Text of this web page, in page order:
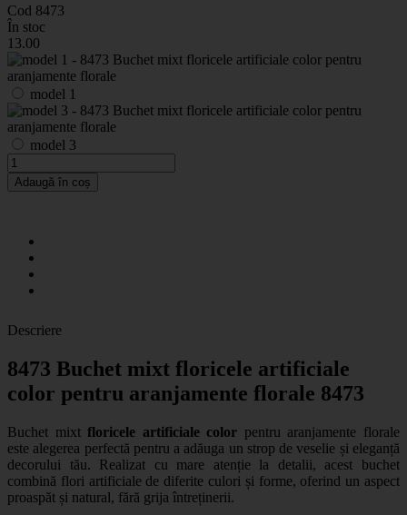
Cod 8473
În stoc
13.00
model 1
model 3
Adaugă în coș
Descriere
8473 Buchet mixt floricele artificiale
color pentru aranjamente florale 8473
Buchet mixtfloricele artificiale color pentru aranjamente florale
este alegerea perfectă pentru a adăuga un strop de veselie și eleganță
decorului tău. Realizat cu mare atenție la detalii, acest buchet
combină flori artificiale de diferite culori și forme, oferind un aspect
proaspăt și natural, fără grija întreținerii.